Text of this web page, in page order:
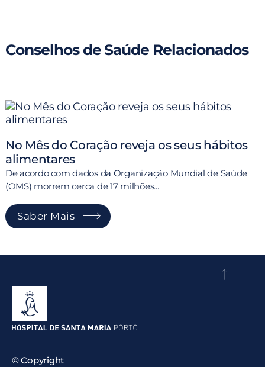
Conselhos de Saúde Relacionados
No Mês do Coração reveja os seus hábitos
alimentares
De acordo com dados da Organização Mundial de Saúde
(OMS) morrem cerca de 17 milhões...
Saber Mais
© Copyright